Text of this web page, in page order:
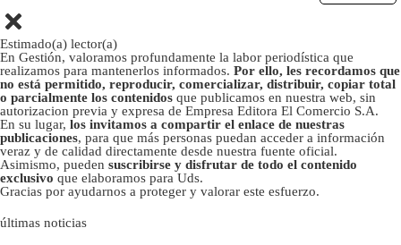
Estimado(a) lector(a)
En Gestión, valoramos profundamente la labor periodística que
realizamos para mantenerlos informados. Por ello, les recordamos que
no está permitido, reproducir, comercializar, distribuir, copiar total
o parcialmente los contenidos que publicamos en nuestra web, sin
autorizacion previa y expresa de Empresa Editora El Comercio S.A.
En su lugar, los invitamos a compartir el enlace de nuestras
publicaciones, para que más personas puedan acceder a información
veraz y de calidad directamente desde nuestra fuente oficial.
Asimismo, pueden suscribirse y disfrutar de todo el contenido
exclusivo que elaboramos para Uds.
Gracias por ayudarnos a proteger y valorar este esfuerzo.
últimas noticias